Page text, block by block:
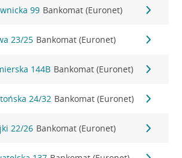
99 Bankomat (Euronet)
23/25 Bankomat (Euronet)
144B Bankomat (Euronet)
24/32 Bankomat (Euronet)
22/26 Bankomat (Euronet)